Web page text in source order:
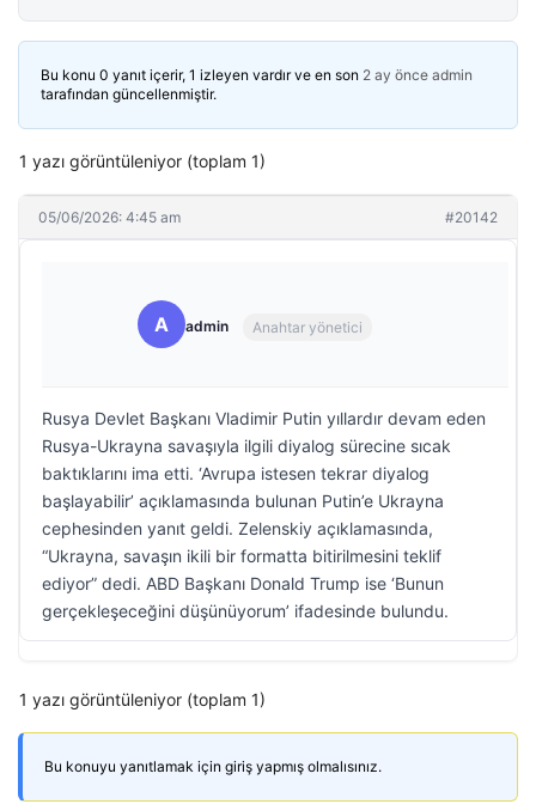
Bu konu 0 yanıt içerir, 1 izleyen vardır ve en son 2 ay önce admin
tarafından güncellenmiştir.
1 yazı görüntüleniyor (toplam 1)
05/06/2026: 4:45 am #20142
A admin Anahtar yönetici
Rusya Devlet Başkanı Vladimir Putin yıllardır devam eden
Rusya-Ukrayna savaşıyla ilgili diyalog sürecine sıcak
baktıklarını ima etti. ‘Avrupa istesen tekrar diyalog
başlayabilir’ açıklamasında bulunan Putin’e Ukrayna
cephesinden yanıt geldi. Zelenskiy açıklamasında,
“Ukrayna, savaşın ikili bir formatta bitirilmesini teklif
ediyor” dedi. ABD Başkanı Donald Trump ise ‘Bunun
gerçekleşeceğini düşünüyorum’ ifadesinde bulundu.
1 yazı görüntüleniyor (toplam 1)
Bu konuyu yanıtlamak için giriş yapmış olmalısınız.